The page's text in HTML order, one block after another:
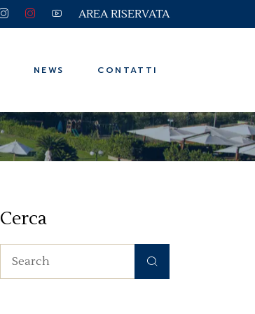
AREA RISERVATA
NEWS CONTATTI
Cerca
Search
for: